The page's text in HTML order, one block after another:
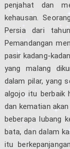
penjahat dan
kehausan.
Persia dari
Pemandangan
pasir kadang-
yang malang
dalam pilar, yang
algojo itu berbaik
dan kematian
beberapa lubang
bata, dan dalam
itu